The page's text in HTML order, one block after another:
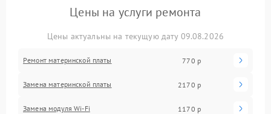
Цены на услуги ремонта
Цены актуальны на текущую дату 09.08.2026
Ремонт материнской платы 770 р
Замена материнской платы 2170 р
Замена модуля Wi-Fi 1170 р